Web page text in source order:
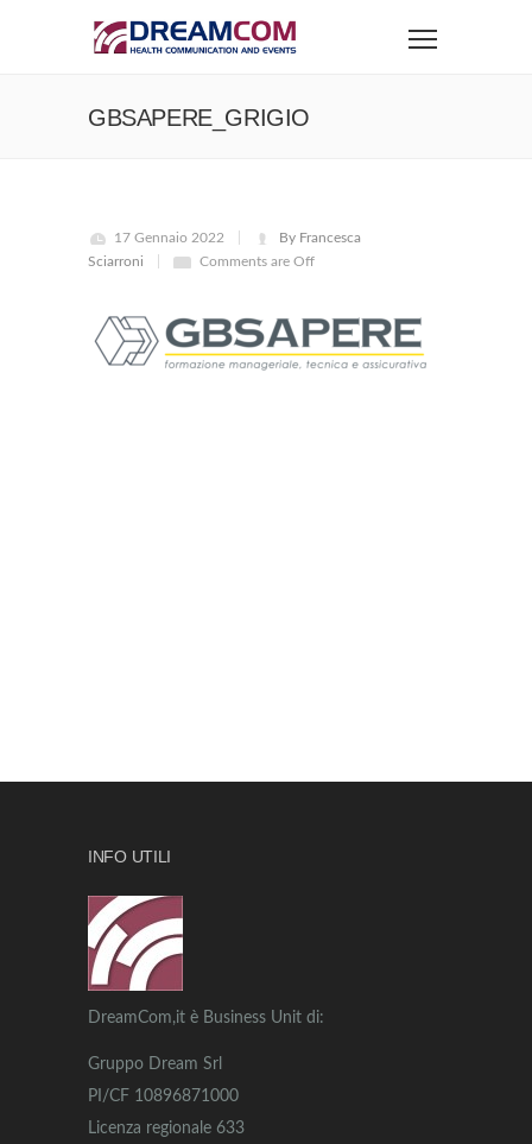
GBSAPERE_GRIGIO
17 Gennaio 2022
By Francesca
Sciarroni
Comments are Off
INFO UTILI
DreamCom,it è Business Unit di:
Gruppo Dream Srl
PI/CF 10896871000
Licenza regionale 633